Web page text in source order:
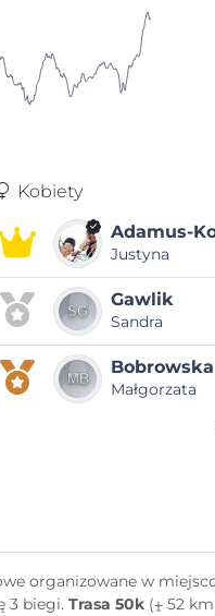
Kobiety
Adamus-
Justyna
Gawlik
Sandra
Bobrowska
Małgorzata
organizowane w
3 biegi. Trasa 50k(⨦ 52 km